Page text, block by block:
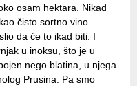
osam hektara. Nikad
čisto sortno vino.
da će to ikad biti. I
u inoksu, što je u
nego blatina, u njega
Prusina. Pa smo